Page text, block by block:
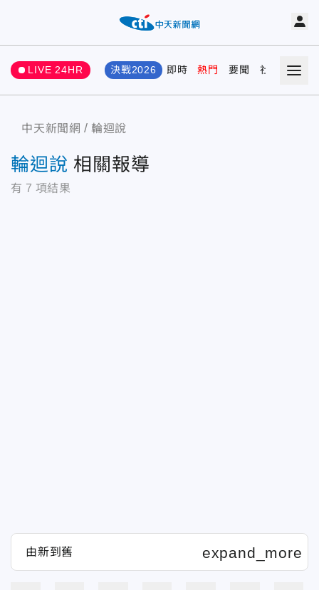
LIVE 24HR 決戰2026 即時 熱門 要聞 社會 娛樂
中天新聞網 輪迴說
輪迴說 相關報導
有 7 項結果